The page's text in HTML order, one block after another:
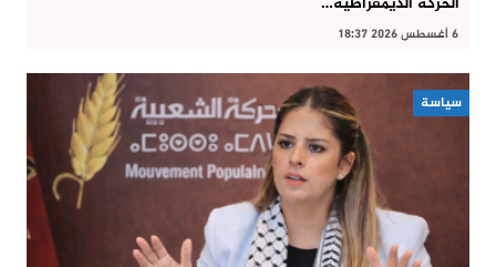
6 أغسطس 2026 18:37
سياسة